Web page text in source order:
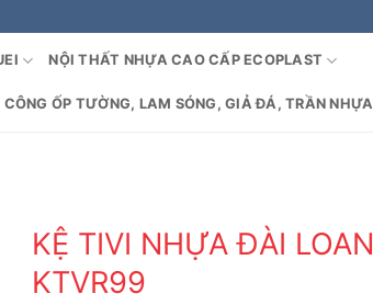
NỘI THẤT NHỰA CAO CẤP ECOPLAST
CÔNG ỐP TƯỜNG, LAM SÓNG, GIẢ ĐÁ, TRẦN NHỰA
KỆ TIVI NHỰA ĐÀI LOAN
KTVR99